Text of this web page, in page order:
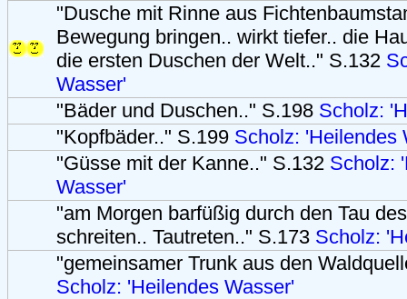
"Dusche mit Rinne aus
Bewegung bringen.. wirkt tiefer.. die
die ersten Duschen der Welt.." S.132
Wasser'
"Bäder und Duschen.." S.198 Scholz:
"Kopfbäder.." S.199 Scholz: 'Heilendes
"Güsse mit der Kanne.." S.132 Scholz:
Wasser'
"am Morgen barfüßig durch den Tau
schreiten.. Tautreten.." S.173 Scholz:
"gemeinsamer Trunk aus den
Scholz: 'Heilendes Wasser'